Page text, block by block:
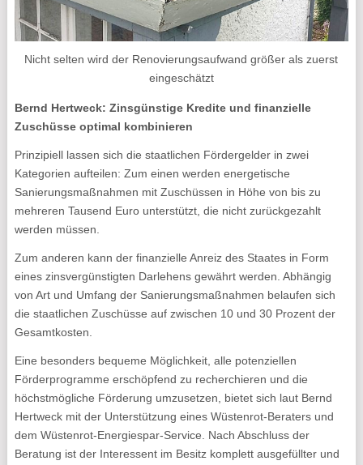
Nicht selten wird der Renovierungsaufwand größer als zuerst
eingeschätzt
Bernd Hertweck: Zinsgünstige Kredite und finanzielle
Zuschüsse optimal kombinieren
Prinzipiell lassen sich die staatlichen Fördergelder in zwei
Kategorien aufteilen: Zum einen werden energetische
Sanierungsmaßnahmen mit Zuschüssen in Höhe von bis zu
mehreren Tausend Euro unterstützt, die nicht zurückgezahlt
werden müssen.
Zum anderen kann der finanzielle Anreiz des Staates in Form
eines zinsvergünstigten Darlehens gewährt werden. Abhängig
von Art und Umfang der Sanierungsmaßnahmen belaufen sich
die staatlichen Zuschüsse auf zwischen 10 und 30 Prozent der
Gesamtkosten.
Eine besonders bequeme Möglichkeit, alle potenziellen
Förderprogramme erschöpfend zu recherchieren und die
höchstmögliche Förderung umzusetzen, bietet sich laut Bernd
Hertweck mit der Unterstützung eines Wüstenrot-Beraters und
dem Wüstenrot-Energiespar-Service. Nach Abschluss der
Beratung ist der Interessent im Besitz komplett ausgefüllter und